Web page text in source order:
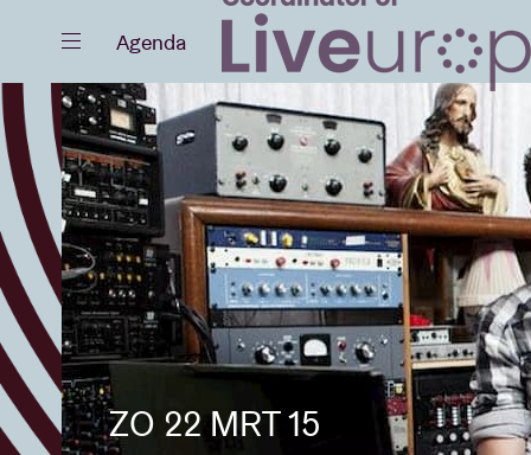
Sluiten
Agenda
Projecten
Agenda
ZO 22 MRT 15